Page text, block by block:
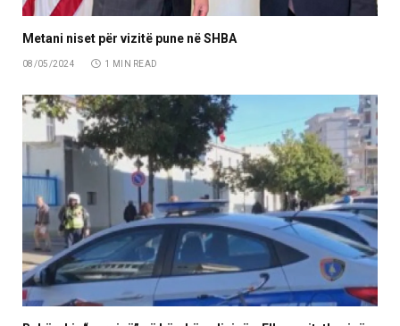
Metani niset për vizitë pune në SHBA
08/05/2024 1 MIN READ